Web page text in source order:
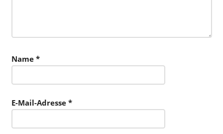
Name *
E-Mail-Adresse *